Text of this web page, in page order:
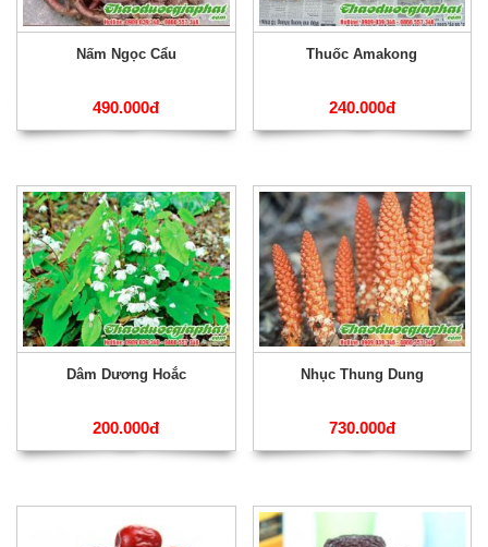
Nấm Ngọc Cẩu
490.000đ
Thuốc Amakong
240.000đ
Dâm Dương Hoắc
200.000đ
Nhục Thung Dung
730.000đ